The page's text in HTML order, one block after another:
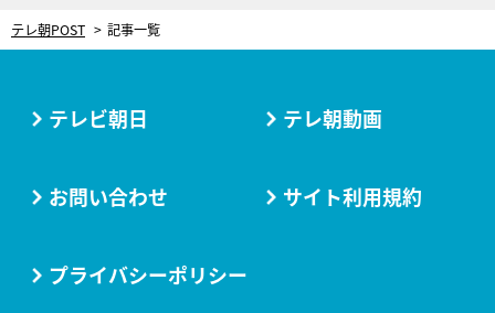
テレ朝POST 記事一覧
テレビ朝日 テレ朝動画
お問い合わせ サイト利用規約
プライバシーポリシー